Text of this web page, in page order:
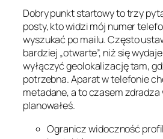
Dobry punkt startowy to trzy
posty, kto widzi mój numer
wyszukać po mailu. Często
bardziej „otwarte”, niż się
wyłączyć geolokalizację tam,
potrzebna. Aparat w telefonie
metadane, a to czasem zdradza
planowałeś.
Ogranicz widoczność